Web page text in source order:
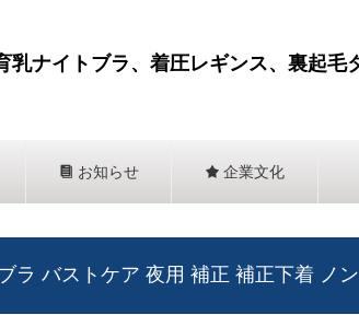
乳ナイトブラ、着圧レギンス、裏起毛
뀴 お知らせ 끄 企業文化
ラ バストケア 夜用 補正 補正下着 ノ